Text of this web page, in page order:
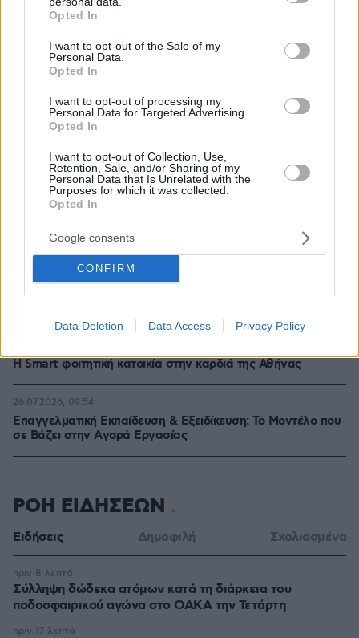
grant or deny consent to Google and its third-party tags to
use your data for below specified purposes in below Google
consent section.
Opted In
I want to opt-out of the Sale of my
Personal Data.
Opted In
I want to opt-out of processing my
Personal Data for Targeted Advertising.
Opted In
I want to opt-out of Collection, Use,
Retention, Sale, and/or Sharing of my
Personal Data that Is Unrelated with the
Purposes for which it was collected.
Opted In
Google consents
CONFIRM
Data Deletion Data Access Privacy Policy
Η Smart φοιτητική κατοικία στην καρδιά της Αθήνας
Επαγγελματική Εκπαίδευση & Εξειδίκευση: Το Mοντέλο που
σε Bάζει στην Aγορά Eργασίας
26.07.2026, 09:54
ΡΟΗ ΕΙΔΗΣΕΩΝ
Ειδήσεις Δημοφιλή Σχολιασμένα
Σύλληψη δώδεκα ατόμων κατά τη διάρκεια του
ποδοσφαιρικού αγώνα στο ΟΑΚΑ την Τετάρτη
πριν 8 λεπτά
πριν 17 λεπτά